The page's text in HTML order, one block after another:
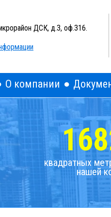
ДСК, д.3, оф.316.
О компании
квадратных
нашей